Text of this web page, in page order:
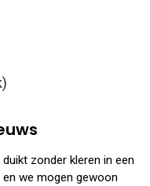
zonder kleren in een
en we mogen gewoon